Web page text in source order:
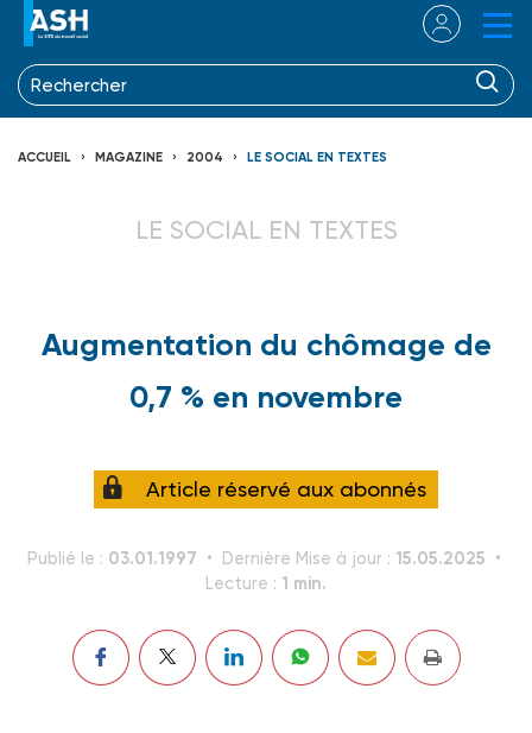
ACCUEIL MAGAZINE 2004 LE SOCIAL EN TEXTES
LE SOCIAL EN TEXTES
Augmentation du chômage de
0,7 % en novembre
Article réservé aux abonnés
Publié le : 03.01.1997 Dernière Mise à jour : 15.05.2025
Lecture : 1 min.